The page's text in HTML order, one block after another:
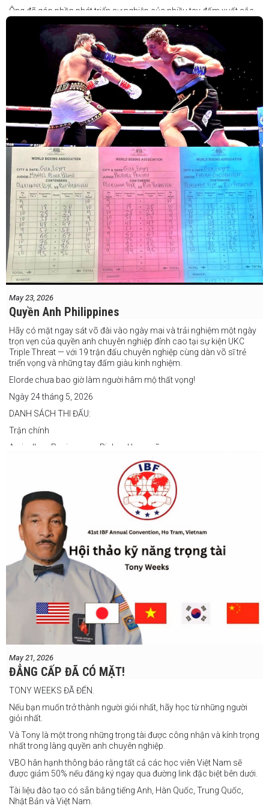
Ông đã góp phần phát triển sự nghiệp của nhiều tay đấm xuất sắc,
May 23, 2026
Quyền Anh Philippines
Hãy có mặt ngay sát võ đài vào ngày mai và trải nghiệm một ngày
trọn vẹn của quyền anh chuyên nghiệp đỉnh cao tại sự kiện UKC
Triple Threat — với 19 trận đấu chuyên nghiệp cùng dàn võ sĩ trẻ
triển vọng và những tay đấm giàu kinh nghiệm.
Elorde chưa bao giờ làm người hâm mộ thất vọng!
Ngày 24 tháng 5, 2026
DANH SÁCH THI ĐẤU:
Trận chính
Arvin Jhon Paciones vs Richard Laspoña
Zyvyr John Medecilo vs Tatsuro Nakashima
Junny Bugas vs Jeven Villacite
Claire Villarosa vs Felipe Tiempo
Các trận undercard
Jeff Santos vs Miller Alapormina
Yuga Ozaki vs Jonathan Refugio
Wesley Caga vs Sandy Volante
Ricson Hanginan vs Harry Omac
Salvador Gajana vs Wendel Babasol
Cherry Mae Rosas vs Charimae Salvador
Daniel Balois vs Sherwin Andes
Vincent Siordia vs Kresler Tenorio
Jeffer Rhoy Mendoza vs Eranio Pisador
Mikko Camingawan vs Rovick Embuscado
Meredy Michael vs Aisah Alico
Ian Carl Muyso vs Marvin Zamora
Franz Carl Muyso vs Ariel Antonio
May 21, 2026
ĐẲNG CẤP ĐÃ CÓ MẶT!
TONY WEEKS ĐÃ ĐẾN.
Nếu bạn muốn trở thành người giỏi nhất, hãy học từ những người
giỏi nhất.
Và Tony là một trong những trọng tài được công nhận và kính trọng
nhất trong làng quyền anh chuyên nghiệp.
VBO hân hạnh thông báo rằng tất cả các học viên Việt Nam sẽ
được giảm 50% nếu đăng ký ngay qua đường link đặc biệt bên dưới.
Tài liệu đào tạo có sẵn bằng tiếng Anh, Hàn Quốc, Trung Quốc,
Nhật Bản và Việt Nam.